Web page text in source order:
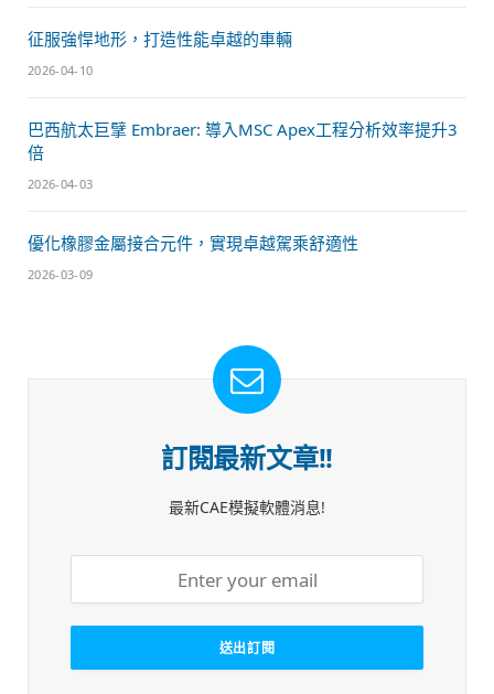
征服強悍地形，打造性能卓越的車輛
2026-04-10
巴西航太巨擘 Embraer: 導入MSC Apex工程分析效率提升3
倍
2026-04-03
優化橡膠金屬接合元件，實現卓越駕乘舒適性
2026-03-09
訂閱最新文章!!
最新CAE模擬軟體消息!